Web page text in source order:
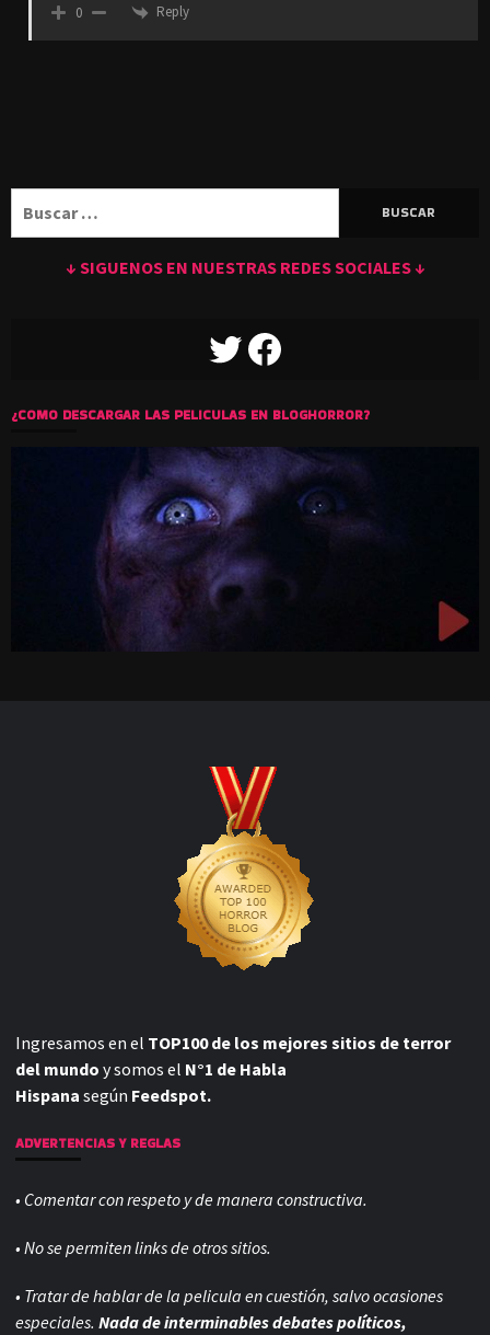
0 Reply
↓ SIGUENOS EN NUESTRAS REDES SOCIALES ↓
TWITTERFACEBOOK
¿COMO DESCARGAR LAS PELICULAS EN BLOGHORROR?
Ingresamos en el TOP100 de los mejores sitios de terror
del mundo y somos el N°1 de Habla
Hispana según Feedspot.
ADVERTENCIAS Y REGLAS
• Comentar con respeto y de manera constructiva.
• No se permiten links de otros sitios.
• Tratar de hablar de la pelicula en cuestión, salvo ocasiones
especiales. Nada de interminables debates políticos,